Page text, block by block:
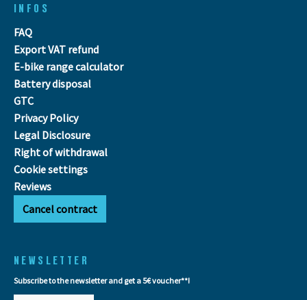
INFOS
FAQ
Export VAT refund
E-bike range calculator
Battery disposal
GTC
Privacy Policy
Legal Disclosure
Right of withdrawal
Cookie settings
Reviews
Cancel contract
NEWSLETTER
Subscribe to the newsletter and get a 5€ voucher**!